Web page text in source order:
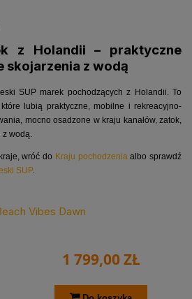
z Holandii – praktyczne
skojarzenia z wodą
SUP marek pochodzących z Holandii. To
lubią praktyczne, mobilne i rekreacyjno-
mocno osadzone w kraju kanałów, zatok,
z wodą.
wróć do Kraju pochodzeniaalbo sprawdź
SUP.
Vibes Dawn
1 799,00 ZŁ